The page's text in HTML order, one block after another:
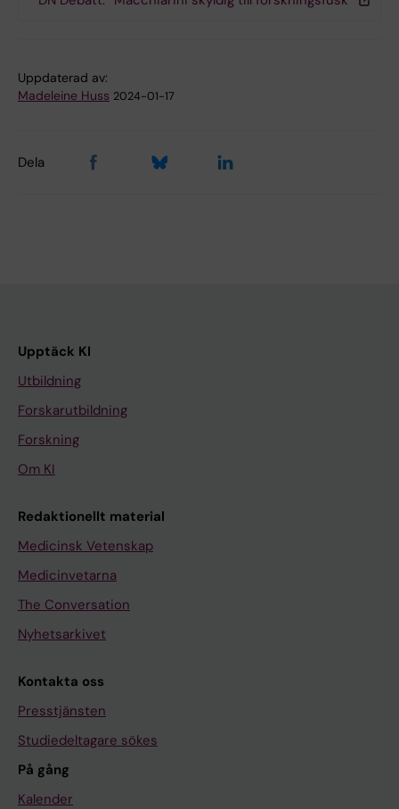
Uppdaterad av:
Madeleine Huss 2024-01-17
Dela
Upptäck KI
Utbildning
Forskarutbildning
Forskning
Om KI
Redaktionellt material
Medicinsk Vetenskap
Medicinvetarna
The Conversation
Nyhetsarkivet
Kontakta oss
Presstjänsten
Studiedeltagare sökes
På gång
Kalender